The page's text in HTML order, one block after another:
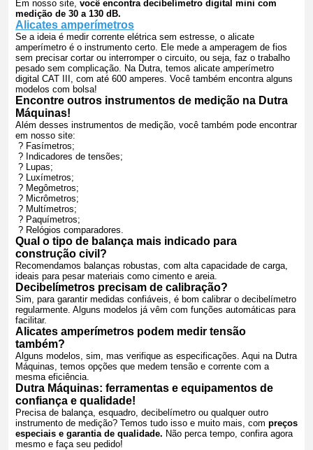
Em nosso site, você encontra decibelímetro digital mini com
medição de 30 a 130 dB.
Alicates amperímetros
Se a ideia é medir corrente elétrica sem estresse, o alicate
amperímetro é o instrumento certo. Ele mede a amperagem de fios
sem precisar cortar ou interromper o circuito, ou seja, faz o trabalho
pesado sem complicação. Na Dutra, temos alicate amperímetro
digital CAT III, com até 600 amperes. Você também encontra alguns
modelos com bolsa!
Encontre outros instrumentos de medição na Dutra
Máquinas!
Além desses instrumentos de medição, você também pode encontrar
em nosso site:
? Fasímetros;
? Indicadores de tensões;
? Lupas;
? Luxímetros;
? Megômetros;
? Micrômetros;
? Multímetros;
? Paquímetros;
? Relógios comparadores.
Qual o tipo de balança mais indicado para
construção civil?
Recomendamos balanças robustas, com alta capacidade de carga,
ideais para pesar materiais como cimento e areia.
Decibelímetros precisam de calibração?
Sim, para garantir medidas confiáveis, é bom calibrar o decibelímetro
regularmente. Alguns modelos já vêm com funções automáticas para
facilitar.
Alicates amperímetros podem medir tensão
também?
Alguns modelos, sim, mas verifique as especificações. Aqui na Dutra
Máquinas, temos opções que medem tensão e corrente com a
mesma eficiência.
Dutra Máquinas: ferramentas e equipamentos de
confiança e qualidade!
Precisa de balança, esquadro, decibelímetro ou qualquer outro
instrumento de medição? Temos tudo isso e muito mais, com preços
especiais e garantia de qualidade. Não perca tempo, confira agora
mesmo e faça seu pedido!